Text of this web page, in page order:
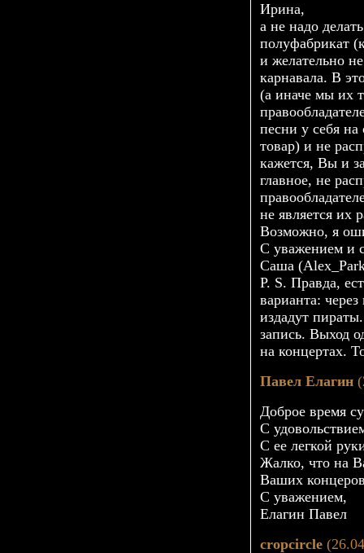
Ирина,
а не надо
полуфабрикат
и желательно
карнавала. В
(а иначе мы их
песни у себя
товар) и не
кажется, Вы и
главное, не
не является их
Возможно, я
С уважением и
Саша
P. S. Правда,
варианта: через
издадут
запись. Выход
на концертах.
Павел Елагин
Доброе время
С
С ее легкой
Жалко, что на
Ваших
С уважением,
Елагин Павел
cropcircle